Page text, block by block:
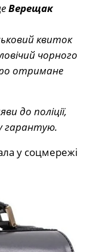
Верещак
квиток
чорного
отримане
до поліції,
гарантую.
у соцмережі